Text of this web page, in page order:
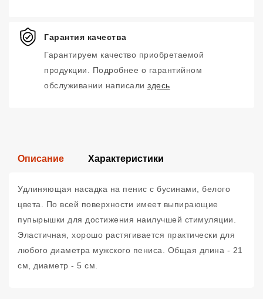
Гарантия качества
Гарантируем качество приобретаемой
продукции. Подробнее о гарантийном
обслуживании написали здесь
Описание Характеристики
Удлиняющая насадка на пенис с бусинами, белого
цвета. По всей поверхности имеет выпирающие
пупырышки для достижения наилучшей стимуляции.
Эластичная, хорошо растягивается практически для
любого диаметра мужского пениса. Общая длина - 21
см, диаметр - 5 см.